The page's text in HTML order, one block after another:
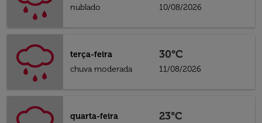
nublado
10/08/2026
terça-feira
chuva moderada
30°C
11/08/2026
quarta-feira
23°C